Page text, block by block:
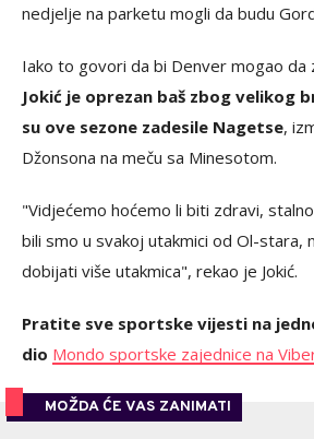
nedjelje na parketu mogli da budu
Iako to govori da bi Denver mogao da
Jokić je oprezan baš zbog velikog
su ove sezone zadesile Nagetse,
Džonsona na meču sa Minesotom.
"Vidjećemo hoćemo li biti zdravi,
bili smo u svakoj utakmici od Ol-stara,
dobijati više utakmica", rekao je Jokić.
Pratite sve sportske vijesti na
dio Mondo sportske zajednice na
MOŽDA ĆE VAS ZANIMATI